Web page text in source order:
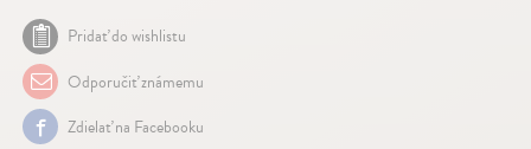
Pridať do wishlistu
Odporučiť známemu
Zdielať na Facebooku